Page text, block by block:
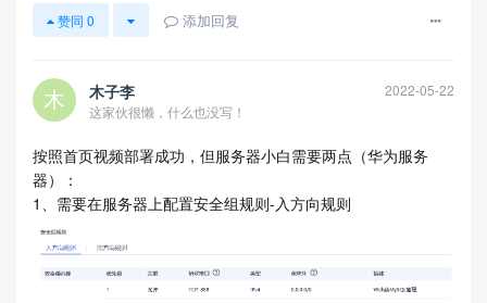
赞同 0 添加回复
木子李
2022-05-22
这家伙很懒，什么也没写！
按照首页视频部署成功，但服务器小白需要两点（华为服务
器）：
1、需要在服务器上配置安全组规则-入方向规则